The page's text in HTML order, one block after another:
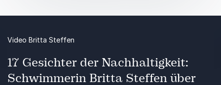
17 Gesichter der Nachhaltigkeit:
Schwimmerin Britta Steffen über
Video Britta Steffen